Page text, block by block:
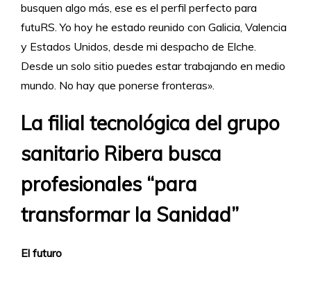
busquen algo más, ese es el perfil perfecto para
futuRS. Yo hoy he estado reunido con Galicia, Valencia
y Estados Unidos, desde mi despacho de Elche.
Desde un solo sitio puedes estar trabajando en medio
mundo. No hay que ponerse fronteras».
La filial tecnológica del grupo
sanitario Ribera busca
profesionales “para
transformar la Sanidad”
El futuro